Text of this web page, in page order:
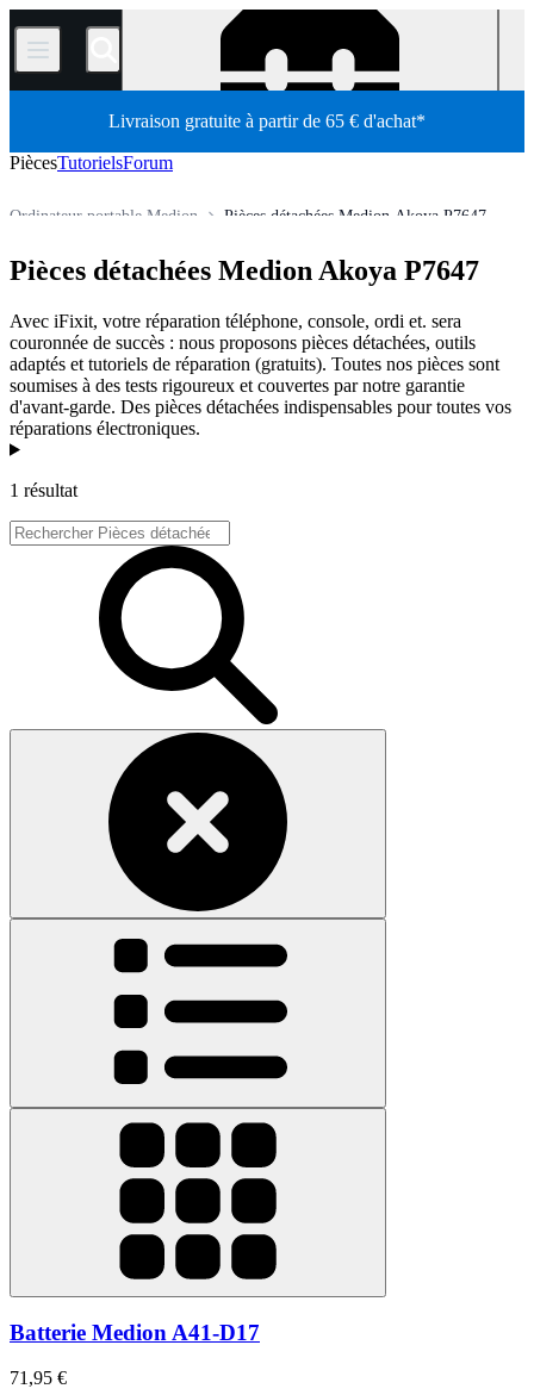
/
Livraison gratuite à partir de 65 € d'achat*
PiècesTutorielsForum
Pièces détachées Medion Akoya P7647
Ordinateur portable Medion
Pièces détachées Medion Akoya P7647
Avec iFixit, votre réparation téléphone, console, ordi et. sera
couronnée de succès : nous proposons pièces détachées, outils
adaptés et tutoriels de réparation (gratuits). Toutes nos pièces sont
soumises à des tests rigoureux et couvertes par notre garantie
d'avant-garde. Des pièces détachées indispensables pour toutes vos
réparations électroniques.
Produits
1 résultat
Batterie Medion A41-D17
71,95 €